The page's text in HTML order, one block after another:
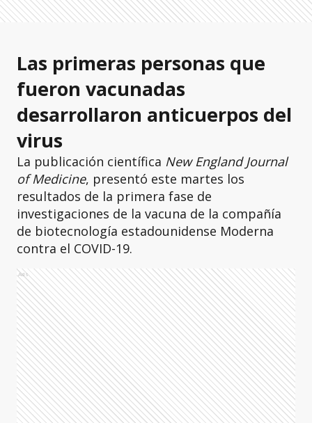
Las primeras personas que
fueron vacunadas
desarrollaron anticuerpos del
virus
La publicación científica New England Journal
of Medicine, presentó este martes los
resultados de la primera fase de
investigaciones de la vacuna de la compañía
de biotecnología estadounidense Moderna
contra el COVID-19.
Ads